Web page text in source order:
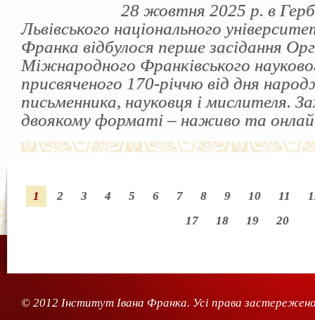
28 жовтня 2025 р. в
Львівського національного
Франка відбулося перше засідання
Міжнародного Франківського
присвяченого 170-річчю від дня
письменника, науковця і мислителя.
двоякому форматі – наживо та
1 2 3 4 5 6 7 8 9 10 11
17
18 19 20
© 2012 Інститут Івана Франка. Усі права